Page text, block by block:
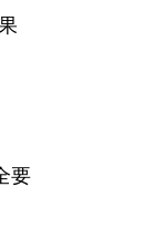
要